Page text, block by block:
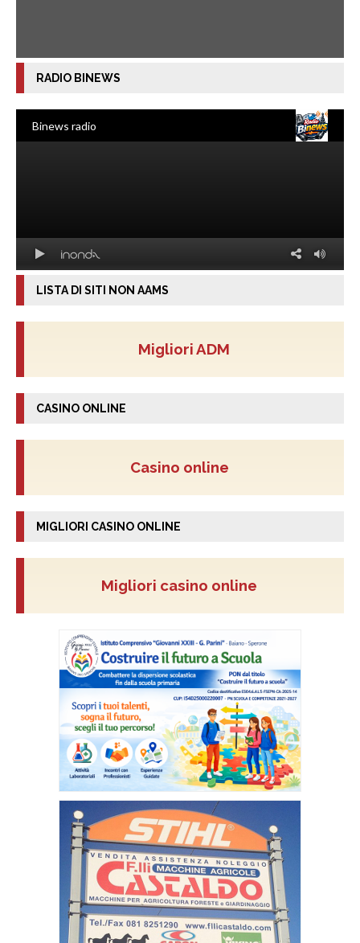
RADIO BINEWS
LISTA DI SITI NON AAMS
Migliori ADM
CASINO ONLINE
Casino online
MIGLIORI CASINO ONLINE
Migliori casino online